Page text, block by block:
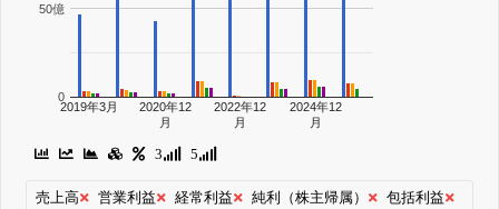
2019年3月
2020年12
月
2022年12
月
2024年12
月
0
50億
3 5
売上高 営業利益 経常利益 純利（株主帰属） 包括利益